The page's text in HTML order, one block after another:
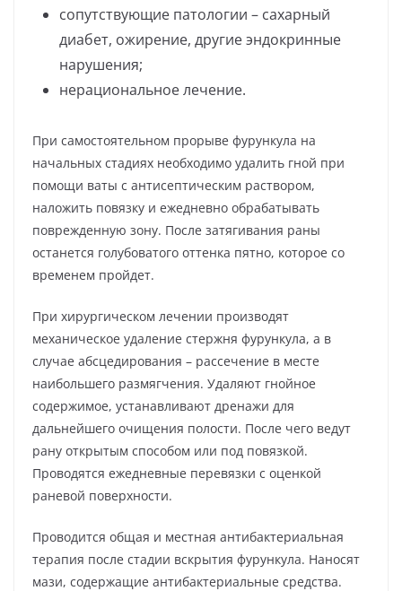
сопутствующие патологии – сахарный
диабет, ожирение, другие эндокринные
нарушения;
нерациональное лечение.
При самостоятельном прорыве фурункула на
начальных стадиях необходимо удалить гной при
помощи ваты с антисептическим раствором,
наложить повязку и ежедневно обрабатывать
поврежденную зону. После затягивания раны
останется голубоватого оттенка пятно, которое со
временем пройдет.
При хирургическом лечении производят
механическое удаление стержня фурункула, а в
случае абсцедирования – рассечение в месте
наибольшего размягчения. Удаляют гнойное
содержимое, устанавливают дренажи для
дальнейшего очищения полости. После чего ведут
рану открытым способом или под повязкой.
Проводятся ежедневные перевязки с оценкой
раневой поверхности.
Проводится общая и местная антибактериальная
терапия после стадии вскрытия фурункула. Наносят
мази, содержащие антибактериальные средства.